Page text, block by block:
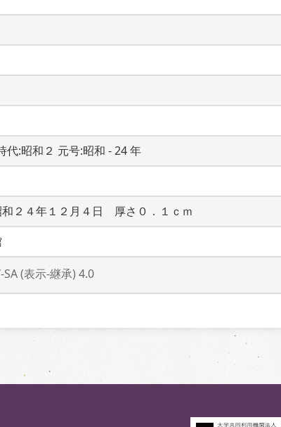
代:昭和２ 元号:昭和 - 24 年
２４年１２月４日　厚さ０．１ｃｍ
SA (表示-継承) 4.0